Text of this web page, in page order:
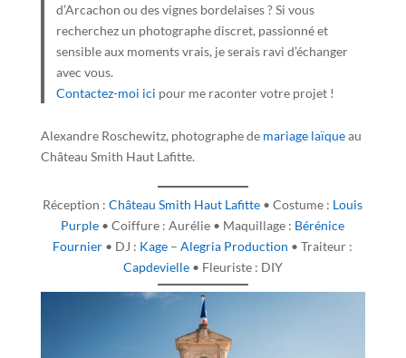
d’Arcachon ou des vignes bordelaises ? Si vous
recherchez un photographe discret, passionné et
sensible aux moments vrais, je serais ravi d’échanger
avec vous.
Contactez-moi ici pour me raconter votre projet !
Alexandre Roschewitz, photographe de mariage laïqueau
Château Smith Haut Lafitte.
Réception :Château Smith Haut Lafitte • Costume : Louis
Purple • Coiffure : Aurélie • Maquillage : Bérénice
Fournier • DJ : Kage –Alegria Production • Traiteur :
Capdevielle• Fleuriste : DIY